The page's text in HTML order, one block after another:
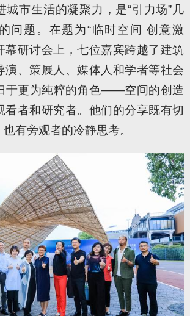
城市生活的凝聚力，是“引力场”几
问题。在题为“临时空间 创意激
幕研讨会上，七位嘉宾跨越了建筑
演、策展人、媒体人和学者等社会
于更为纯粹的角色——空间的创造
看者和研究者。他们的分享既有切
有旁观者的冷静思考。